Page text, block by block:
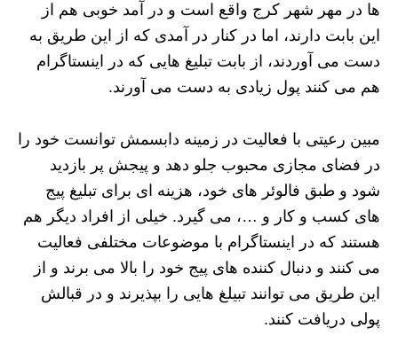
ها در مهر شهر کرج واقع است و در آمد خوبی هم از
این بابت دارند، اما در کنار در آمدی که از این طریق به
دست می آوردند، از بابت تبلیغ هایی که در اینستاگرام
هم می کنند پول زیادی به دست می آورند.
مبین رعیتی با فعالیت در زمینه دابسمش توانست خود را
در فضای مجازی محبوب جلو دهد و پیجش پر بازدید
شود و طبق فالوئر های خود، هزینه ای برای تبلیغ پیج
های کسب و کار و …، می گیرد. خیلی از افراد دیگر هم
هستند که در اینستاگرام با موضوعات مختلفی فعالیت
می کنند و دنبال کننده های پیج خود را بالا می برند و از
این طریق می توانند تبیلغ هایی را بپذیرند و در قبالش
پولی دریافت کنند.